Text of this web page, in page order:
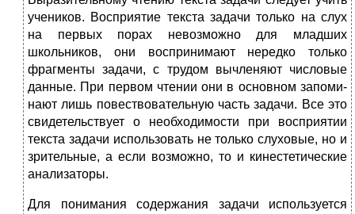
учеников. Восприятие текста задачи только на слух
на первых порах невозможно для младших
школьников, они вос­принимают нередко только
фрагменты задачи, с трудом вычленя­ют числовые
данные. При первом чтении они в основном запоми­
нают лишь повествовательную часть задачи. Все это
свидетельст­вует о необходимости при восприятии
текста задачи использовать не только слуховые, но и
зрительные, а если возможно, то и кинестетические
анализаторы.
Для понимания содержания задачи используется